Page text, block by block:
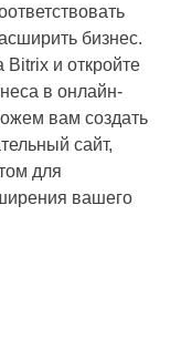
бизнес.
Bitrix и откройте
в онлайн-
вам создать
сайт,
для
вашего